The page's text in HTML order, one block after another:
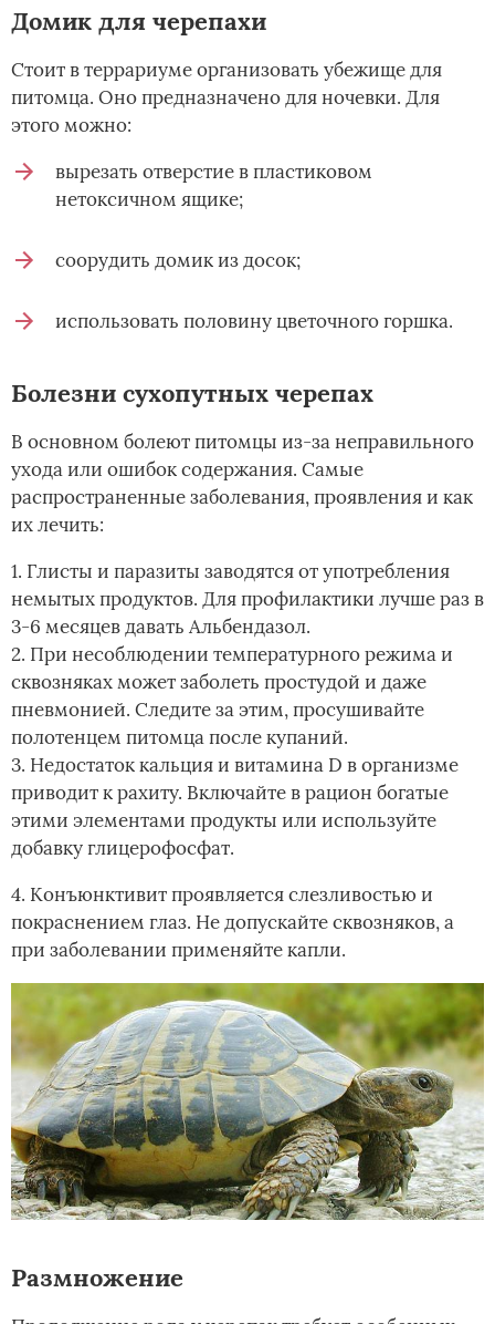
Домик для черепахи
Стоит в террариуме организовать убежище для
питомца. Оно предназначено для ночевки. Для
этого можно:
вырезать отверстие в пластиковом
нетоксичном ящике;
соорудить домик из досок;
использовать половину цветочного горшка.
Болезни сухопутных черепах
В основном болеют питомцы из-за неправильного
ухода или ошибок содержания. Самые
распространенные заболевания, проявления и как
их лечить:
1. Глисты и паразиты заводятся от употребления
немытых продуктов. Для профилактики лучше раз в
3-6 месяцев давать Альбендазол.
2. При несоблюдении температурного режима и
сквозняках может заболеть простудой и даже
пневмонией. Следите за этим, просушивайте
полотенцем питомца после купаний.
3. Недостаток кальция и витамина D в организме
приводит к рахиту. Включайте в рацион богатые
этими элементами продукты или используйте
добавку глицерофосфат.
4. Конъюнктивит проявляется слезливостью и
покраснением глаз. Не допускайте сквозняков, а
при заболевании применяйте капли.
Размножение